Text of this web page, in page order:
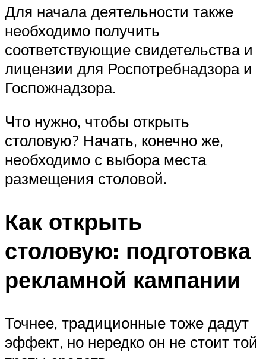
Для начала деятельности также
необходимо получить
соответствующие свидетельства и
лицензии для Роспотребнадзора и
Госпожнадзора.
Что нужно, чтобы открыть
столовую? Начать, конечно же,
необходимо с выбора места
размещения столовой.
Как открыть
столовую: подготовка
рекламной кампании
Точнее, традиционные тоже дадут
эффект, но нередко он не стоит той